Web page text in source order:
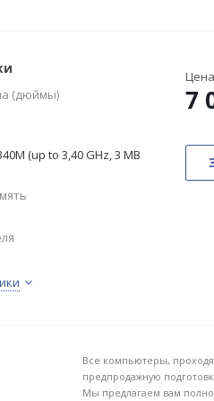
(дюймы)
(up to 3,40 GHz, 3 MB
Цена
7
Все компьютеры,
предпродажную
Мы предлагаем вам